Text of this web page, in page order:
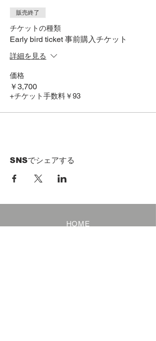
販売終了
チケットの種類
Early bird ticket 事前購入チケット
詳細を見る
価格
￥3,700
+チケット手数料￥93
SNSでシェアする
HOME